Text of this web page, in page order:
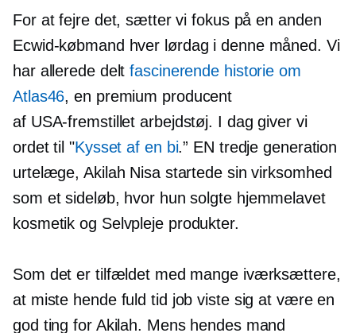
For at fejre det, sætter vi fokus på en anden
Ecwid-købmand hver lørdag i denne måned. Vi
har allerede deltfascinerende historie om
Atlas46, en premium producent
af USA-fremstillet arbejdstøj. I dag giver vi
ordet til "Kysset af en bi.” EN tredje generation
urtelæge, Akilah Nisa startede sin virksomhed
som et sideløb, hvor hun solgte hjemmelavet
kosmetik og Selvplejeprodukter.
Som det er tilfældet med mange iværksættere,
at miste hende fuld tid job viste sig at være en
god ting for Akilah. Mens hendes mand